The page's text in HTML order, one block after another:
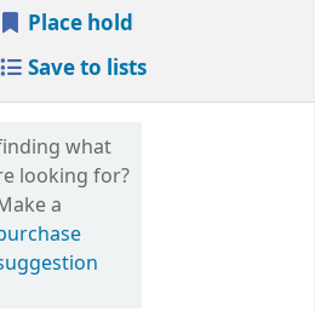
Place hold
Save to lists
what
looking for?
a